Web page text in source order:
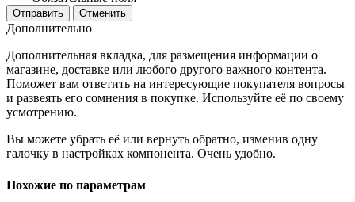
Отменить
Дополнительно
Дополнительная вкладка, для размещения информации о
магазине, доставке или любого другого важного контента.
Поможет вам ответить на интересующие покупателя вопросы
и развеять его сомнения в покупке. Используйте её по своему
усмотрению.
Вы можете убрать её или вернуть обратно, изменив одну
галочку в настройках компонента. Очень удобно.
Похожие по параметрам